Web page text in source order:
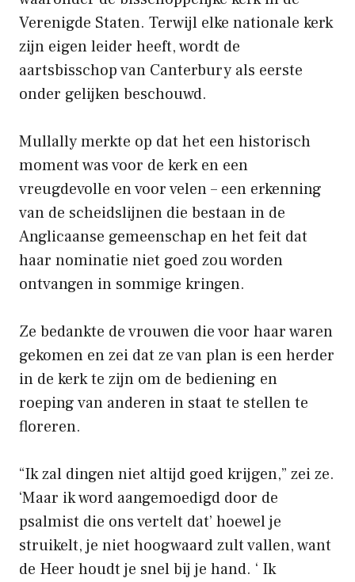
Verenigde Staten. Terwijl elke nationale kerk
zijn eigen leider heeft, wordt de
aartsbisschop van Canterbury als eerste
onder gelijken beschouwd.
Mullally merkte op dat het een historisch
moment was voor de kerk en een
vreugdevolle en voor velen – een erkenning
van de scheidslijnen die bestaan ​​in de
Anglicaanse gemeenschap en het feit dat
haar nominatie niet goed zou worden
ontvangen in sommige kringen.
Ze bedankte de vrouwen die voor haar waren
gekomen en zei dat ze van plan is een herder
in de kerk te zijn om de bediening en
roeping van anderen in staat te stellen te
floreren.
“Ik zal dingen niet altijd goed krijgen,” zei ze.
‘Maar ik word aangemoedigd door de
psalmist die ons vertelt dat’ hoewel je
struikelt, je niet hoogwaard zult vallen, want
de Heer houdt je snel bij je hand. ‘ Ik